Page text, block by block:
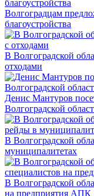
Волгоградцам
благоустройства
В Волгоградской
отходами
Денис Мантуров
Волгоградской
В Волгоградской
муниципалитетах
В Волгоградской
на предприятия АПК